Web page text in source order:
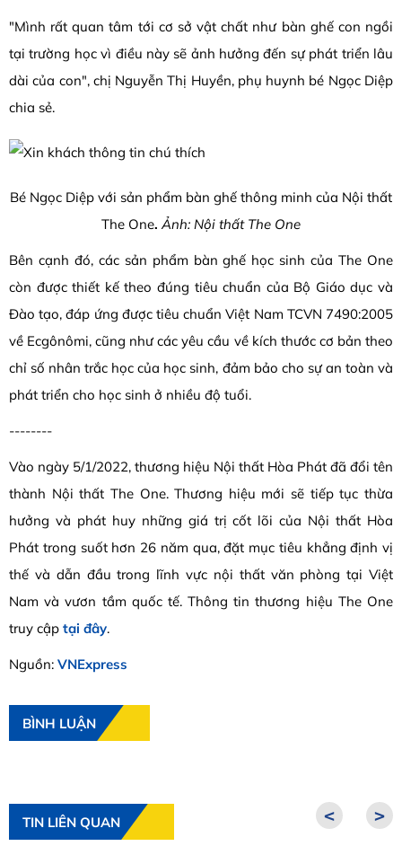
"Mình rất quan tâm tới cơ sở vật chất như bàn ghế con ngồi
tại trường học vì điều này sẽ ảnh hưởng đến sự phát triển lâu
dài của con", chị Nguyễn Thị Huyền, phụ huynh bé Ngọc Diệp
chia sẻ.
Bé Ngọc Diệp với sản phẩm bàn ghế thông minh của Nội thất
The One. Ảnh: Nội thất The One
Bên cạnh đó, các sản phẩm bàn ghế học sinh của The One
còn được thiết kế theo đúng tiêu chuẩn của Bộ Giáo dục và
Đào tạo, đáp ứng được tiêu chuẩn Việt Nam TCVN 7490:2005
về Ecgônômi, cũng như các yêu cầu về kích thước cơ bản theo
chỉ số nhân trắc học của học sinh, đảm bảo cho sự an toàn và
phát triển cho học sinh ở nhiều độ tuổi.
--------
Vào ngày 5/1/2022, thương hiệu Nội thất Hòa Phát đã đổi tên
thành Nội thất The One. Thương hiệu mới sẽ tiếp tục thừa
hưởng và phát huy những giá trị cốt lõi của Nội thất Hòa
Phát trong suốt hơn 26 năm qua, đặt mục tiêu khẳng định vị
thế và dẫn đầu trong lĩnh vực nội thất văn phòng tại Việt
Nam và vươn tầm quốc tế. Thông tin thương hiệu The One
truy cập tại đây.
Nguồn: VNExpress
BÌNH LUẬN
TIN LIÊN QUAN < >